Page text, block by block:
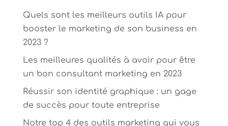
Quels sont les meilleurs outils IA pour
booster le marketing de son business en
2023 ?
Les meilleures qualités à avoir pour être
un bon consultant marketing en 2023
Réussir son identité graphique : un gage
de succès pour toute entreprise
Notre top 4 des outils marketing qui vous